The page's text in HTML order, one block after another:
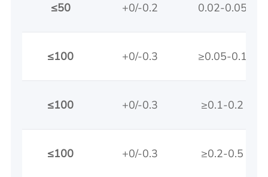
≤50 +0/-0.2 0.02-0.05
≤100 +0/-0.3 ≥0.05-0.1
≤100 +0/-0.3 ≥0.1-0.2
≤100 +0/-0.3 ≥0.2-0.5